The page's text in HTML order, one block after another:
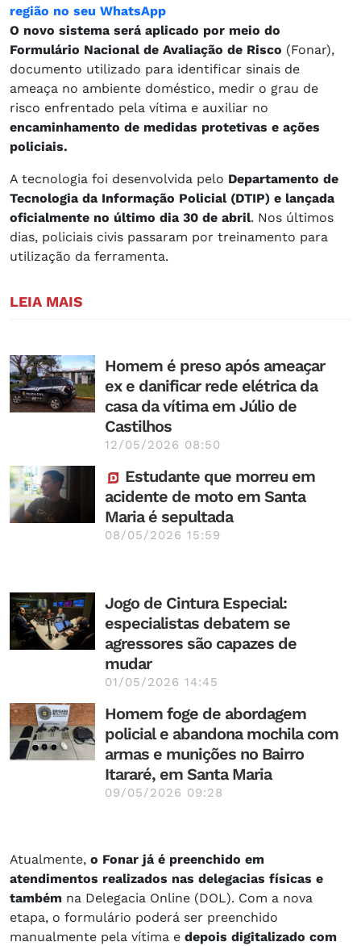
região no seu WhatsApp
O novo sistema será aplicado por meio do
Formulário Nacional de Avaliação de Risco (Fonar),
documento utilizado para identificar sinais de
ameaça no ambiente doméstico, medir o grau de
risco enfrentado pela vítima e auxiliar no
encaminhamento de medidas protetivas e ações
policiais.
A tecnologia foi desenvolvida pelo Departamento de
Tecnologia da Informação Policial (DTIP) e lançada
oficialmente no último dia 30 de abril. Nos últimos
dias, policiais civis passaram por treinamento para
utilização da ferramenta.
LEIA MAIS
Homem é preso após ameaçar
ex e danificar rede elétrica da
casa da vítima em Júlio de
Castilhos
12/05/2026 08:50
Estudante que morreu em
acidente de moto em Santa
Maria é sepultada
08/05/2026 15:59
Jogo de Cintura Especial:
especialistas debatem se
agressores são capazes de
mudar
01/05/2026 14:45
Homem foge de abordagem
policial e abandona mochila com
armas e munições no Bairro
Itararé, em Santa Maria
09/05/2026 09:28
Atualmente, o Fonar já é preenchido em
atendimentos realizados nas delegacias físicas e
também na Delegacia Online (DOL). Com a nova
etapa, o formulário poderá ser preenchido
manualmente pela vítima e depois digitalizado com